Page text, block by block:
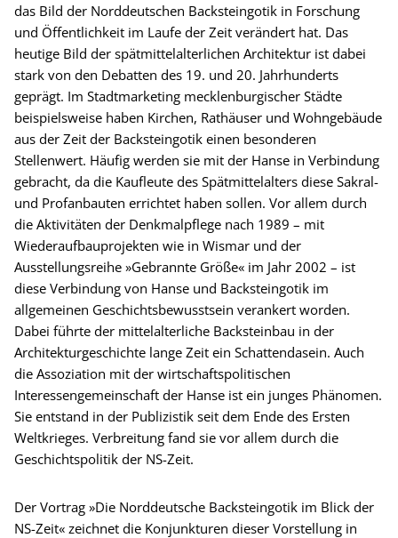
das Bild der Norddeutschen Backsteingotik in Forschung
und Öffentlichkeit im Laufe der Zeit verändert hat. Das
heutige Bild der spätmittelalterlichen Architektur ist dabei
stark von den Debatten des 19. und 20. Jahrhunderts
geprägt. Im Stadtmarketing mecklenburgischer Städte
beispielsweise haben Kirchen, Rathäuser und Wohngebäude
aus der Zeit der Backsteingotik einen besonderen
Stellenwert. Häufig werden sie mit der Hanse in Verbindung
gebracht, da die Kaufleute des Spätmittelalters diese Sakral-
und Profanbauten errichtet haben sollen. Vor allem durch
die Aktivitäten der Denkmalpflege nach 1989 – mit
Wiederaufbauprojekten wie in Wismar und der
Ausstellungsreihe »Gebrannte Größe« im Jahr 2002 – ist
diese Verbindung von Hanse und Backsteingotik im
allgemeinen Geschichtsbewusstsein verankert worden.
Dabei führte der mittelalterliche Backsteinbau in der
Architekturgeschichte lange Zeit ein Schattendasein. Auch
die Assoziation mit der wirtschaftspolitischen
Interessengemeinschaft der Hanse ist ein junges Phänomen.
Sie entstand in der Publizistik seit dem Ende des Ersten
Weltkrieges. Verbreitung fand sie vor allem durch die
Geschichtspolitik der NS-Zeit.
Der Vortrag »Die Norddeutsche Backsteingotik im Blick der
NS-Zeit« zeichnet die Konjunkturen dieser Vorstellung in